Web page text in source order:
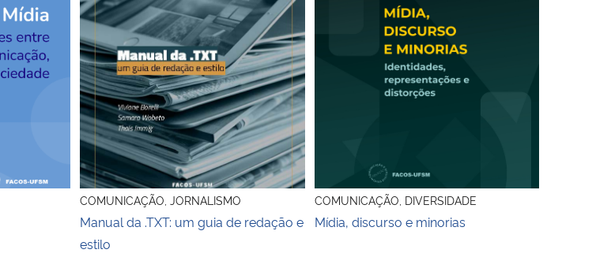
COMUNICAÇÃO, JORNALISMO
Manual da .TXT: um guia de redação e
estilo
COMUNICAÇÃO, DIVERSIDADE
Mídia, discurso e minorias